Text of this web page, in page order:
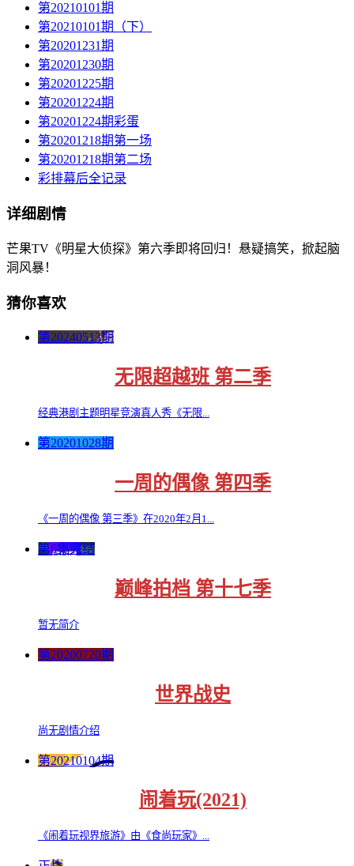
第20210101期
第20210101期（下）
第20201231期
第20201230期
第20201225期
第20201224期
第20201224期彩蛋
第20201218期第一场
第20201218期第二场
彩排幕后全记录
详细剧情
芒果TV《明星大侦探》第六季即将回归！悬疑搞笑，掀起脑
洞风暴！
猜你喜欢
第20240513期
无限超越班 第二季
经典港剧主题明星竞演真人秀《无限...
第20201028期
一周的偶像 第四季
《一周的偶像 第三季》在2020年2月1...
第6集完结
巅峰拍档 第十七季
暂无简介
第20200720期
世界战史
尚无剧情介绍
第20210104期
闹着玩(2021)
《闹着玩视界旅游》由《食尚玩家》...